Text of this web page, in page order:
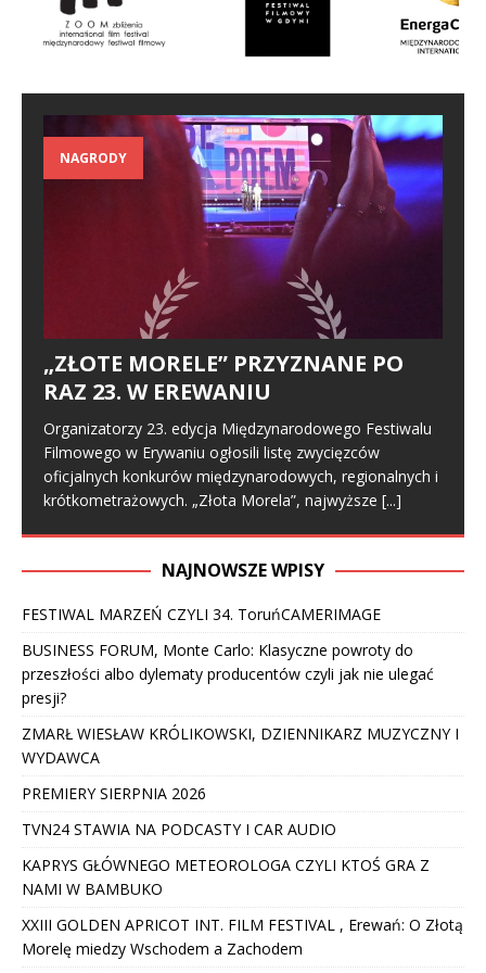
NAGRODY
„ZŁOTE MORELE” PRZYZNANE PO
RAZ 23. W EREWANIU
Organizatorzy 23. edycja Międzynarodowego Festiwalu
Filmowego w Erywaniu ogłosili listę zwycięzców
oficjalnych konkurów międzynarodowych, regionalnych i
krótkometrażowych. „Złota Morela”, najwyższe [...]
NAJNOWSZE WPISY
FESTIWAL MARZEŃ CZYLI 34. ToruńCAMERIMAGE
BUSINESS FORUM, Monte Carlo: Klasyczne powroty do
przeszłości albo dylematy producentów czyli jak nie ulegać
presji?
ZMARŁ WIESŁAW KRÓLIKOWSKI, DZIENNIKARZ MUZYCZNY I
WYDAWCA
PREMIERY SIERPNIA 2026
TVN24 STAWIA NA PODCASTY I CAR AUDIO
KAPRYS GŁÓWNEGO METEOROLOGA CZYLI KTOŚ GRA Z
NAMI W BAMBUKO
XXIII GOLDEN APRICOT INT. FILM FESTIVAL , Erewań: O Złotą
Morelę miedzy Wschodem a Zachodem